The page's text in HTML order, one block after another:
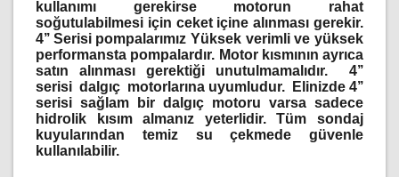
kullanımı gerekirse motorun rahat
soğutulabilmesi için ceket içine alınması gerekir.
4’’ Serisi pompalarımız Yüksek verimli ve yüksek
performansta pompalardır. Motor kısmının ayrıca
satın alınması gerektiği unutulmamalıdır. 4’’
serisi dalgıç motorlarına uyumludur. Elinizde 4’’
serisi sağlam bir dalgıç motoru varsa sadece
hidrolik kısım almanız yeterlidir. Tüm sondaj
kuyularından temiz su çekmede güvenle
kullanılabilir.